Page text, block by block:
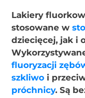
Lakiery
stosowane w
dziecięcej, jak i
fluoryzacji
szkliwo i
próchnicy. Są